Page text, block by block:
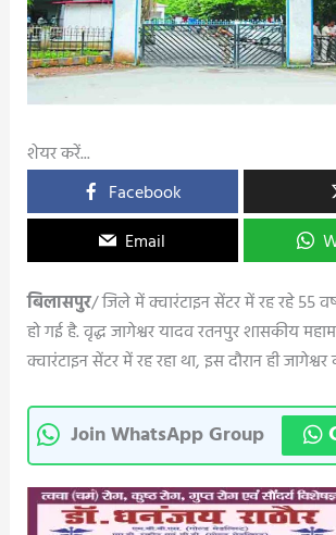
शेयर करें...
Facebook
Email
बिलासपुर/ जिले में क्वारंटाइन सेंटर में रह रहे 55
हो गई है. वृद्ध जागेश्वर यादव रतनपुर शासकीय
क्वारंटाइन सेंटर में रह रहा था, इस दौरान ही
Join WhatsApp Group